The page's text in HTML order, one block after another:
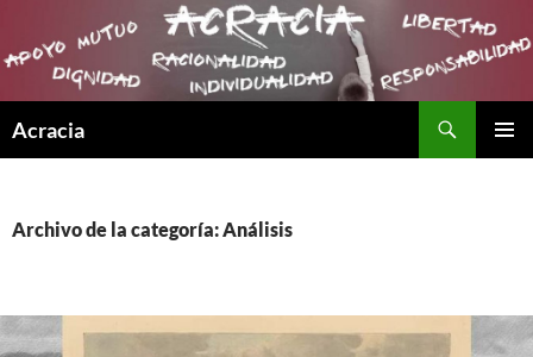
Acracia
Archivo de la categoría: Análisis